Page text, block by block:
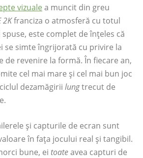
vizuale a muncit din greu
2Kfranciza o atmosferă cu totul
este complet de înțeles că
se simte îngrijorată cu privire la
de revenire la formă. În fiecare an,
cel mai mare și cel mai bun joc
dezamăgirii lungtrecut de
și capturile de ecran sunt
în fața jocului real și tangibil.
bune, ei toateavea capturi de